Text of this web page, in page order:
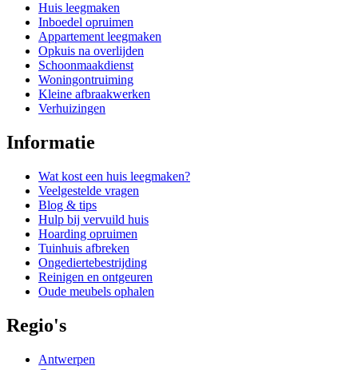
Huis leegmaken
Inboedel opruimen
Appartement leegmaken
Opkuis na overlijden
Schoonmaakdienst
Woningontruiming
Kleine afbraakwerken
Verhuizingen
Informatie
Wat kost een huis leegmaken?
Veelgestelde vragen
Blog & tips
Hulp bij vervuild huis
Hoarding opruimen
Tuinhuis afbreken
Ongediertebestrijding
Reinigen en ontgeuren
Oude meubels ophalen
Regio's
Antwerpen